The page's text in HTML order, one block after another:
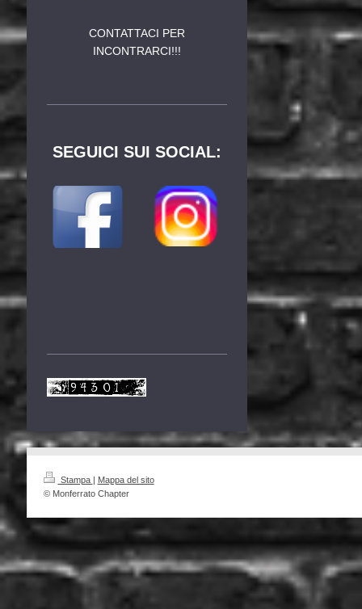
CONTATTACI PER
INCONTRARCI!!!
SEGUICI SUI SOCIAL:
Stampa | Mappa del sito
© Monferrato Chapter